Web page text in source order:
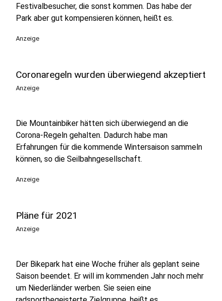
Festivalbesucher, die sonst kommen. Das habe der
Park aber gut kompensieren können, heißt es.
Anzeige
Coronaregeln wurden überwiegend akzeptiert
Anzeige
Die Mountainbiker hätten sich überwiegend an die
Corona-Regeln gehalten. Dadurch habe man
Erfahrungen für die kommende Wintersaison sammeln
können, so die Seilbahngesellschaft.
Anzeige
Pläne für 2021
Anzeige
Der Bikepark hat eine Woche früher als geplant seine
Saison beendet. Er will im kommenden Jahr noch mehr
um Niederländer werben. Sie seien eine